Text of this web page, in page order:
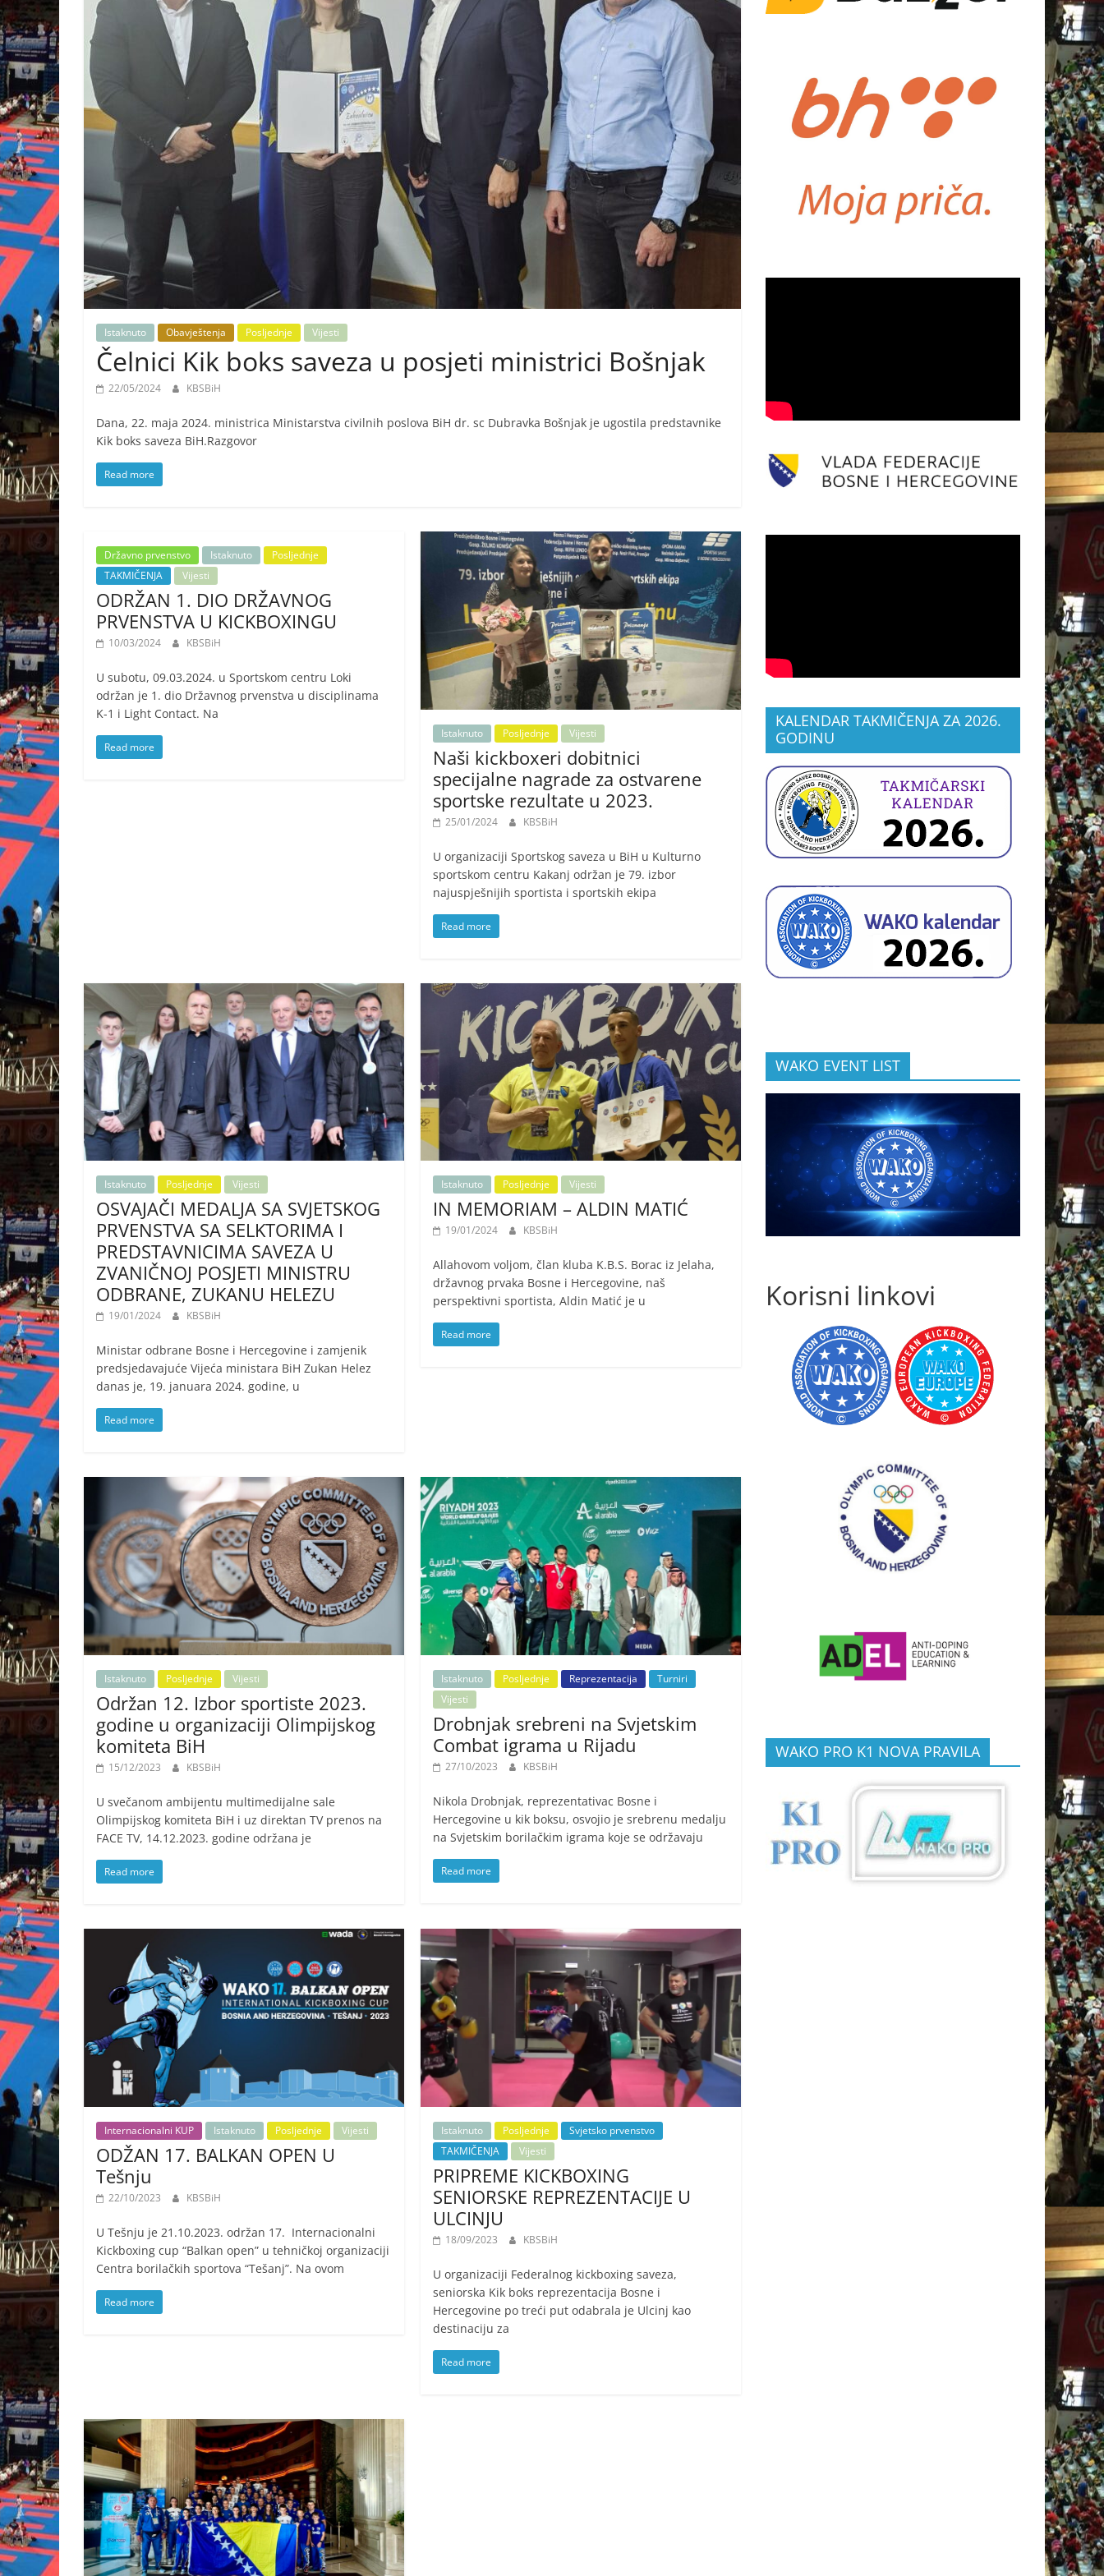
Istaknuto Obavještenja Posljednje Vijesti
Čelnici Kik boks saveza u posjeti ministrici Bošnjak
22/05/2024 KBSBiH
Dana, 22. maja 2024. ministrica Ministarstva civilnih poslova BiH dr. sc Dubravka Bošnjak je ugostila predstavnike
Kik boks saveza BiH.Razgovor
Read more
Državno prvenstvo Istaknuto
Posljednje
TAKMIČENJA
Vijesti
ODRŽAN 1. DIO DRŽAVNOG
PRVENSTVA U KICKBOXINGU
10/03/2024 KBSBiH
U subotu, 09.03.2024. u Sportskom centru Loki
održan je 1. dio Državnog prvenstva u disciplinama
K-1 i Light Contact. Na
Read more
Istaknuto Posljednje Vijesti
Naši kickboxeri dobitnici
specijalne nagrade za ostvarene
sportske rezultate u 2023.
25/01/2024 KBSBiH
U organizaciji Sportskog saveza u BiH u Kulturno
sportskom centru Kakanj održan je 79. izbor
najuspješnijih sportista i sportskih ekipa
Read more
Istaknuto Posljednje Vijesti
OSVAJAČI MEDALJA SA SVJETSKOG
PRVENSTVA SA SELKTORIMA I
PREDSTAVNICIMA SAVEZA U
ZVANIČNOJ POSJETI MINISTRU
ODBRANE, ZUKANU HELEZU
19/01/2024 KBSBiH
Ministar odbrane Bosne i Hercegovine i zamjenik
predsjedavajuće Vijeća ministara BiH Zukan Helez
danas je, 19. januara 2024. godine, u
Read more
Istaknuto Posljednje Vijesti
IN MEMORIAM – ALDIN MATIĆ
19/01/2024 KBSBiH
Allahovom voljom, član kluba K.B.S. Borac iz Jelaha,
državnog prvaka Bosne i Hercegovine, naš
perspektivni sportista, Aldin Matić je u
Read more
Istaknuto Posljednje Vijesti
Održan 12. Izbor sportiste 2023.
godine u organizaciji Olimpijskog
komiteta BiH
15/12/2023 KBSBiH
U svečanom ambijentu multimedijalne sale
Olimpijskog komiteta BiH i uz direktan TV prenos na
FACE TV, 14.12.2023. godine održana je
Read more
Istaknuto Posljednje Reprezentacija
Turniri
Vijesti
Drobnjak srebreni na Svjetskim
Combat igrama u Rijadu
27/10/2023 KBSBiH
Nikola Drobnjak, reprezentativac Bosne i
Hercegovine u kik boksu, osvojio je srebrenu medalju
na Svjetskim borilačkim igrama koje se održavaju
Read more
Internacionalni KUP Istaknuto Posljednje Vijesti
ODŽAN 17. BALKAN OPEN U
Tešnju
22/10/2023 KBSBiH
U Tešnju je 21.10.2023. održan 17. Internacionalni
Kickboxing cup “Balkan open” u tehničkoj organizaciji
Centra borilačkih sportova “Tešanj”. Na ovom
Read more
Istaknuto Posljednje
Svjetsko prvenstvo
TAKMIČENJA
Vijesti
PRIPREME KICKBOXING
SENIORSKE REPREZENTACIJE U
ULCINJU
18/09/2023 KBSBiH
U organizaciji Federalnog kickboxing saveza,
seniorska Kik boks reprezentacija Bosne i
Hercegovine po treći put odabrala je Ulcinj kao
destinaciju za
Read more
KALENDAR TAKMIČENJA ZA 2026.
GODINU
WAKO EVENT LIST
Korisni linkovi
WAKO PRO K1 NOVA PRAVILA